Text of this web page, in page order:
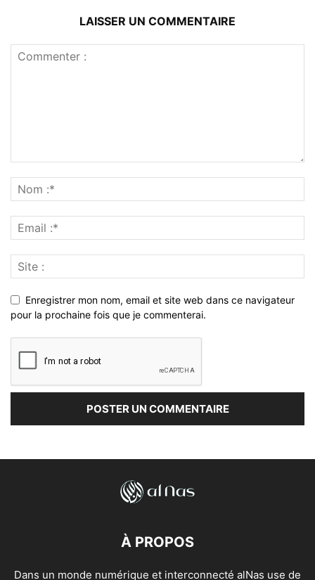
LAISSER UN COMMENTAIRE
Enregistrer mon nom, email et site web dans ce navigateur
pour la prochaine fois que je commenterai.
À PROPOS
Dans un monde numérique et interconnecté alNas use de